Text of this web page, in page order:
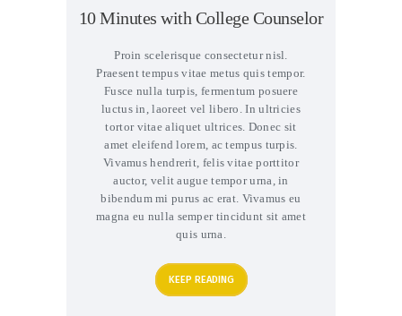
10 Minutes with College Counselor
Proin scelerisque consectetur nisl.
Praesent tempus vitae metus quis tempor.
Fusce nulla turpis, fermentum posuere
luctus in, laoreet vel libero. In ultricies
tortor vitae aliquet ultrices. Donec sit
amet eleifend lorem, ac tempus turpis.
Vivamus hendrerit, felis vitae porttitor
auctor, velit augue tempor urna, in
bibendum mi purus ac erat. Vivamus eu
magna eu nulla semper tincidunt sit amet
quis urna.
KEEP READING